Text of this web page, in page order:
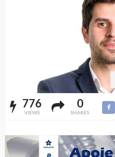
776
VIEWS
0
SHARES